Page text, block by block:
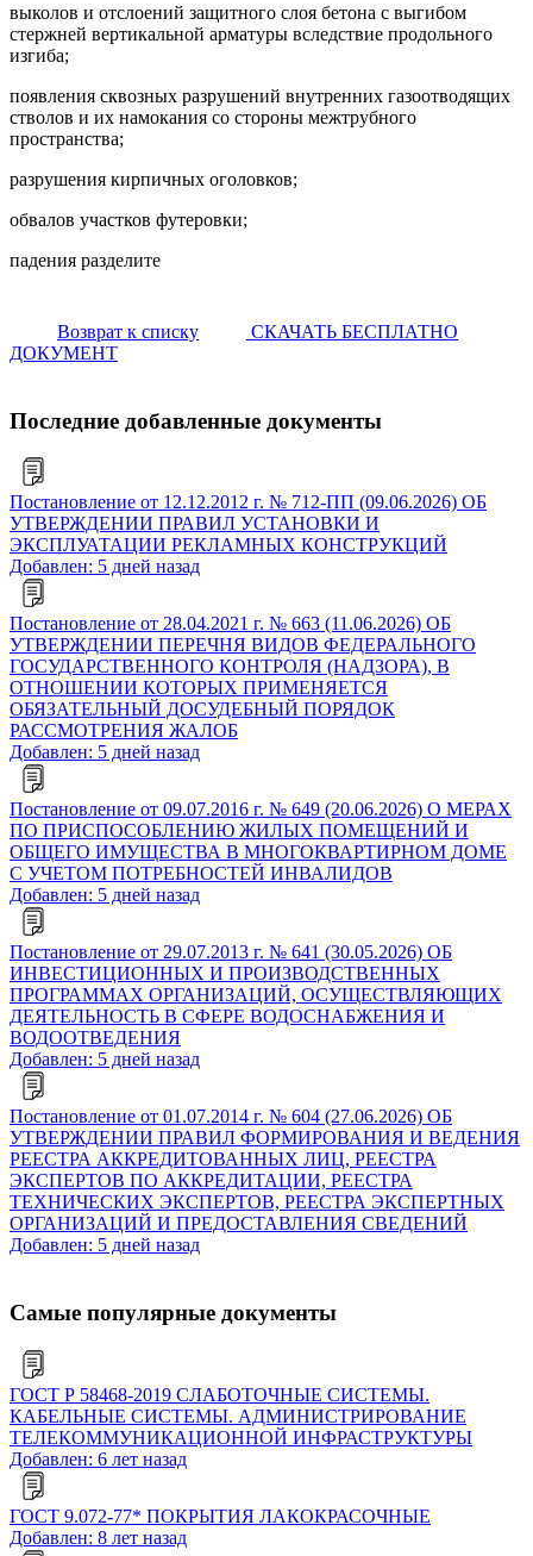
выколов и отслоений защитного слоя бетона с выгибом
стержней вертикальной арматуры вследствие продольного
изгиба;
появления сквозных разрушений внутренних газоотводящих
стволов и их намокания со стороны межтрубного
пространства;
разрушения кирпичных оголовков;
обвалов участков футеровки;
падения разделите
Возврат к списку
СКАЧАТЬ БЕСПЛАТНО
ДОКУМЕНТ
Последние добавленные документы
Постановление от 12.12.2012 г. № 712-ПП (09.06.2026) ОБ
УТВЕРЖДЕНИИ ПРАВИЛ УСТАНОВКИ И
ЭКСПЛУАТАЦИИ РЕКЛАМНЫХ КОНСТРУКЦИЙ
Добавлен: 5 дней назад
Постановление от 28.04.2021 г. № 663 (11.06.2026) ОБ
УТВЕРЖДЕНИИ ПЕРЕЧНЯ ВИДОВ ФЕДЕРАЛЬНОГО
ГОСУДАРСТВЕННОГО КОНТРОЛЯ (НАДЗОРА), В
ОТНОШЕНИИ КОТОРЫХ ПРИМЕНЯЕТСЯ
ОБЯЗАТЕЛЬНЫЙ ДОСУДЕБНЫЙ ПОРЯДОК
РАССМОТРЕНИЯ ЖАЛОБ
Добавлен: 5 дней назад
Постановление от 09.07.2016 г. № 649 (20.06.2026) О МЕРАХ
ПО ПРИСПОСОБЛЕНИЮ ЖИЛЫХ ПОМЕЩЕНИЙ И
ОБЩЕГО ИМУЩЕСТВА В МНОГОКВАРТИРНОМ ДОМЕ
С УЧЕТОМ ПОТРЕБНОСТЕЙ ИНВАЛИДОВ
Добавлен: 5 дней назад
Постановление от 29.07.2013 г. № 641 (30.05.2026) ОБ
ИНВЕСТИЦИОННЫХ И ПРОИЗВОДСТВЕННЫХ
ПРОГРАММАХ ОРГАНИЗАЦИЙ, ОСУЩЕСТВЛЯЮЩИХ
ДЕЯТЕЛЬНОСТЬ В СФЕРЕ ВОДОСНАБЖЕНИЯ И
ВОДООТВЕДЕНИЯ
Добавлен: 5 дней назад
Постановление от 01.07.2014 г. № 604 (27.06.2026) ОБ
УТВЕРЖДЕНИИ ПРАВИЛ ФОРМИРОВАНИЯ И ВЕДЕНИЯ
РЕЕСТРА АККРЕДИТОВАННЫХ ЛИЦ, РЕЕСТРА
ЭКСПЕРТОВ ПО АККРЕДИТАЦИИ, РЕЕСТРА
ТЕХНИЧЕСКИХ ЭКСПЕРТОВ, РЕЕСТРА ЭКСПЕРТНЫХ
ОРГАНИЗАЦИЙ И ПРЕДОСТАВЛЕНИЯ СВЕДЕНИЙ
Добавлен: 5 дней назад
Самые популярные документы
ГОСТ Р 58468-2019 СЛАБОТОЧНЫЕ СИСТЕМЫ.
КАБЕЛЬНЫЕ СИСТЕМЫ. АДМИНИСТРИРОВАНИЕ
ТЕЛЕКОММУНИКАЦИОННОЙ ИНФРАСТРУКТУРЫ
Добавлен: 6 лет назад
ГОСТ 9.072-77* ПОКРЫТИЯ ЛАКОКРАСОЧНЫЕ
Добавлен: 8 лет назад